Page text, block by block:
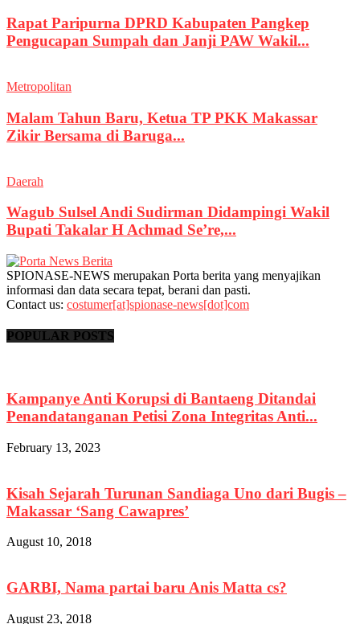
Rapat Paripurna DPRD Kabupaten Pangkep
Pengucapan Sumpah dan Janji PAW Wakil...
Metropolitan
Malam Tahun Baru, Ketua TP PKK Makassar
Zikir Bersama di Baruga...
Daerah
Wagub Sulsel Andi Sudirman Didampingi Wakil
Bupati Takalar H Achmad Se’re,...
SPIONASE-NEWS merupakan Porta berita yang menyajikan
informasi dan data secara tepat, berani dan pasti.
Contact us: costumer[at]spionase-news[dot]com
POPULAR POSTS
Kampanye Anti Korupsi di Bantaeng Ditandai
Penandatanganan Petisi Zona Integritas Anti...
February 13, 2023
Kisah Sejarah Turunan Sandiaga Uno dari Bugis –
Makassar ‘Sang Cawapres’
August 10, 2018
GARBI, Nama partai baru Anis Matta cs?
August 23, 2018